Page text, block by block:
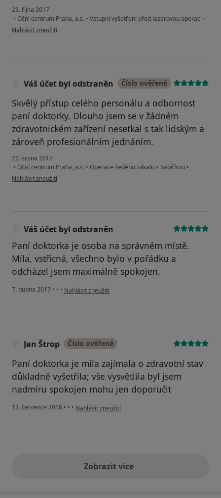
23. října 2017
• Oční centrum Praha, a.s. • Vstupní vyšetření před laserovou operací •
podle názoru uživatele Váš účet byl odstraněn
Nahlásit zneužití
Váš účet byl odstraněn Číslo ověřené
Skvělý přístup celého personálu a odbornost
paní doktorky. Dlouho jsem se v žádném
zdravotnickém zařízení nesetkal s tak lidským a
zároveň profesionálním jednáním.
22. srpna 2017
• Oční centrum Praha, a.s. • Operace šedého zákalu s babičkou •
podle názoru uživatele Váš účet byl odstraněn
Nahlásit zneužití
Váš účet byl odstraněn
Paní doktorka je osoba na správném místě.
Míla, vstřícná, všechno bylo v pořádku a
odcházel jsem maximálně spokojen.
7. dubna 2017 • • • podle názoru uživatele Váš účet byl odstraněn
Nahlásit zneužití
Jan Štrop Číslo ověřené
Paní doktorka je mila zajímala o zdravotní stav
důkladně vyšetřila; vše vysvětlila byl jsem
nadmíru spokojen mohu jen doporučit
12. července 2016 • • • podle názoru uživatele Jan Štrop
Nahlásit zneužití
Zobrazit vícevýše uvedené názory